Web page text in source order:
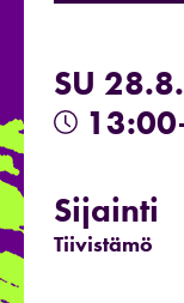
SU
Sijainti
Tiivistämö